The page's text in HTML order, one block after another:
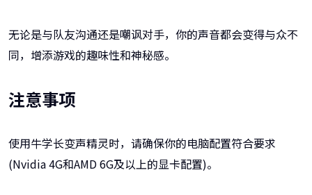
无论是与队友沟通还是嘲讽对手，你的声音都会变得与众不
同，增添游戏的趣味性和神秘感。
注意事项
使用牛学长变声精灵时，请确保你的电脑配置符合要求
(Nvidia 4G和AMD 6G及以上的显卡配置)。